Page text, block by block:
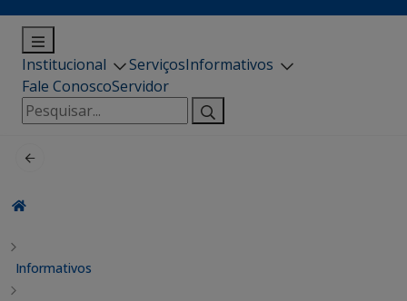
Institucional ServiçosInformativos
Fale ConoscoServidor
Pesquisar
por:
Informativos